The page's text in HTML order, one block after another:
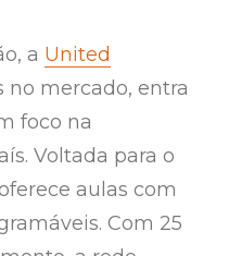
a United
no mercado, entra
foco na
Voltada para o
aulas com
Com 25